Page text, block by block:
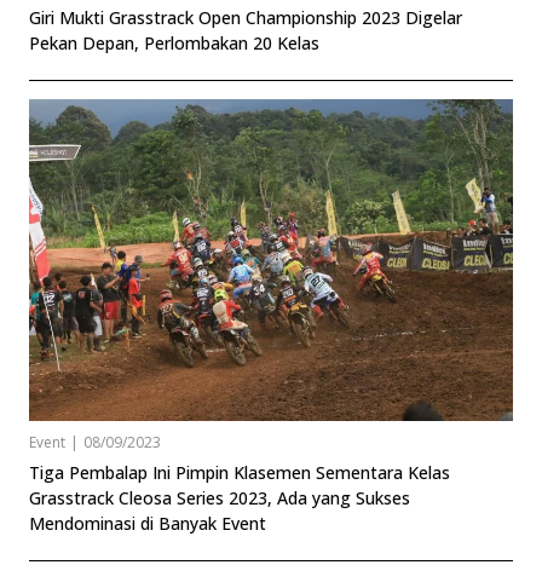
Giri Mukti Grasstrack Open Championship 2023 Digelar
Pekan Depan, Perlombakan 20 Kelas
Event | 08/09/2023
Tiga Pembalap Ini Pimpin Klasemen Sementara Kelas
Grasstrack Cleosa Series 2023, Ada yang Sukses
Mendominasi di Banyak Event